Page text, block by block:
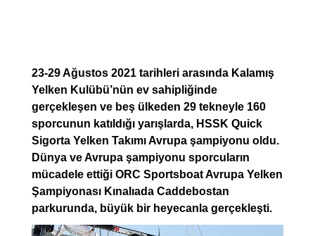
23-29 Ağustos 2021 tarihleri arasında Kalamış
Yelken Kulübü’nün ev sahipliğinde
gerçekleşen ve beş ülkeden 29 tekneyle 160
sporcunun katıldığı yarışlarda, HSSK Quick
Sigorta Yelken Takımı Avrupa şampiyonu oldu.
Dünya ve Avrupa şampiyonu sporcuların
mücadele ettiği ORC Sportsboat Avrupa Yelken
Şampiyonası Kınalıada Caddebostan
parkurunda, büyük bir heyecanla gerçekleşti.